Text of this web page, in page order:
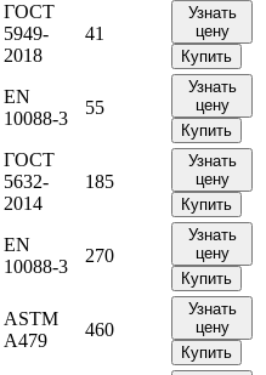
ГОСТ
5949-
2018
41
Узнать
цену
Купить
EN
10088-3
55
Узнать
цену
Купить
ГОСТ
5632-
2014
185
Узнать
цену
Купить
EN
10088-3
270
Узнать
цену
Купить
ASTM
A479
460
Узнать
цену
Купить